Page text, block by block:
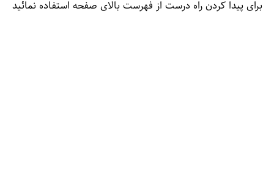
برای پیدا کردن راه درست از فهرست بالای صفحه استفاده نمائید